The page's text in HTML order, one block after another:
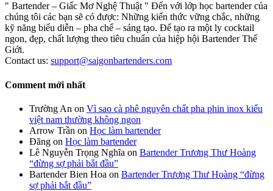
" Bartender – Giấc Mơ Nghệ Thuật " Đến với lớp học bartender của
chúng tôi các bạn sẽ có được: Những kiến thức vững chắc, những
kỹ năng biểu diễn – pha chế – sáng tạo. Để tạo ra một ly cocktail
ngon, đẹp, chất lượng theo tiêu chuẩn của hiệp hội Bartender Thế
Giới.
Contact us: support@saigonbartenders.com
Comment mới nhất
Trường An on Vì sao cà phê nguyên chất pha phin inox kiểu
việt nam thường không ngon
Arrow Trần on Học làm bartender
Đăng on Học làm bartender
Lê Nguyễn Trọng Nghĩa on Bartender Trương Thư Hoàng
“đừng sợ phải bắt đầu”
Bartender Bien Hoa on Bartender Trương Thư Hoàng “đừng
sợ phải bắt đầu”